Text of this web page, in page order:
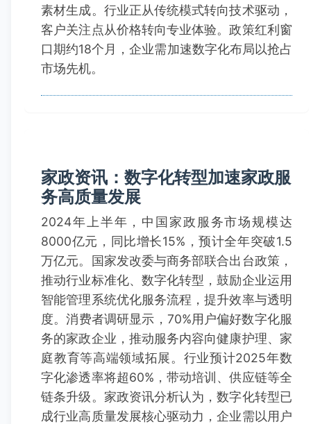
素材生成。行业正从传统模式转向技术驱动，
客户关注点从价格转向专业体验。政策红利窗
口期约18个月，企业需加速数字化布局以抢占
市场先机。
家政资讯：数字化转型加速家政服
务高质量发展
2024年上半年，中国家政服务市场规模达
8000亿元，同比增长15%，预计全年突破1.5
万亿元。国家发改委与商务部联合出台政策，
推动行业标准化、数字化转型，鼓励企业运用
智能管理系统优化服务流程，提升效率与透明
度。消费者调研显示，70%用户偏好数字化服
务的家政企业，推动服务内容向健康护理、家
庭教育等高端领域拓展。行业预计2025年数
字化渗透率将超60%，带动培训、供应链等全
链条升级。家政资讯分析认为，数字化转型已
成行业高质量发展核心驱动力，企业需以用户